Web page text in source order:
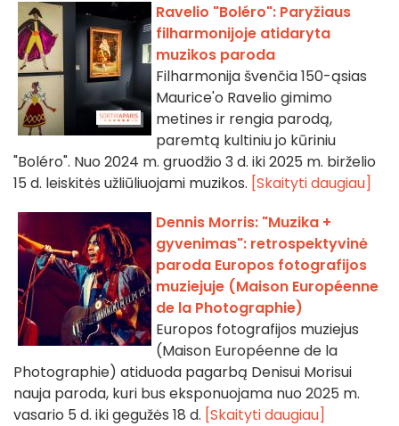
Ravelio "Boléro": Paryžiaus
filharmonijoje atidaryta
muzikos paroda
Filharmonija švenčia 150-ąsias
Maurice'o Ravelio gimimo
metines ir rengia parodą,
paremtą kultiniu jo kūriniu
"Boléro". Nuo 2024 m. gruodžio 3 d. iki 2025 m. birželio
15 d. leiskitės užliūliuojami muzikos. [Skaityti daugiau]
Dennis Morris: "Muzika +
gyvenimas": retrospektyvinė
paroda Europos fotografijos
muziejuje (Maison Européenne
de la Photographie)
Europos fotografijos muziejus
(Maison Européenne de la
Photographie) atiduoda pagarbą Denisui Morisui
nauja paroda, kuri bus eksponuojama nuo 2025 m.
vasario 5 d. iki gegužės 18 d. [Skaityti daugiau]